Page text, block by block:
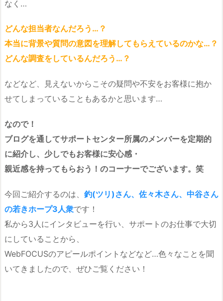
なく…
どんな担当者なんだろう…？
本当に背景や質問の意図を理解してもらえているのかな…？
どんな調査をしているんだろう…？
などなど、見えないからこその疑問や不安をお客様に抱か
せてしまっていることもあるかと思います…
なので！
ブログを通してサポートセンター所属のメンバーを定期的
に紹介し、少しでもお客様に安心感・
親近感を持ってもらおう！のコーナーでございます。笑
今回ご紹介するのは、 釣(ツリ)さん、佐々木さん、中谷さん
の若きホープ3人衆です！
私から3人にインタビューを行い、サポートのお仕事で大切
にしていることから、
WebFOCUSのアピールポイントなどなど…色々なことを聞
いてきましたので、ぜひご覧ください！